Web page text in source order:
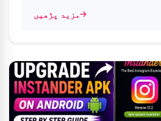
مزید پڑھیں